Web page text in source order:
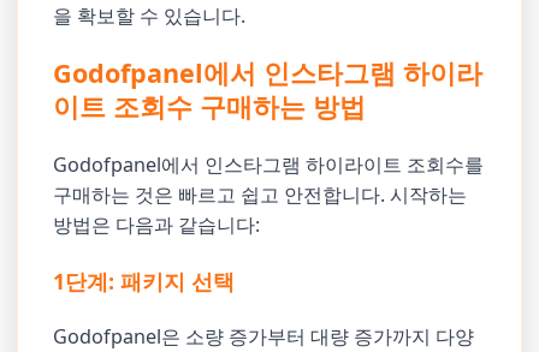
을 확보할 수 있습니다.
Godofpanel에서 인스타그램 하이라
이트 조회수 구매하는 방법
Godofpanel에서 인스타그램 하이라이트 조회수를
구매하는 것은 빠르고 쉽고 안전합니다. 시작하는
방법은 다음과 같습니다:
1단계: 패키지 선택
Godofpanel은 소량 증가부터 대량 증가까지 다양